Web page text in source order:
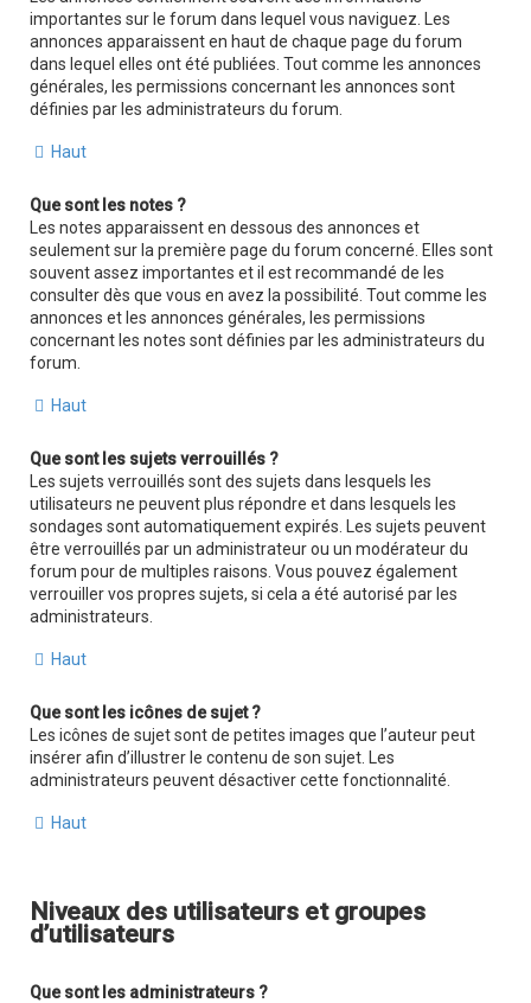
importantes sur le forum dans lequel vous naviguez. Les
annonces apparaissent en haut de chaque page du forum
dans lequel elles ont été publiées. Tout comme les annonces
générales, les permissions concernant les annonces sont
définies par les administrateurs du forum.
Haut
Que sont les notes ?
Les notes apparaissent en dessous des annonces et
seulement sur la première page du forum concerné. Elles sont
souvent assez importantes et il est recommandé de les
consulter dès que vous en avez la possibilité. Tout comme les
annonces et les annonces générales, les permissions
concernant les notes sont définies par les administrateurs du
forum.
Haut
Que sont les sujets verrouillés ?
Les sujets verrouillés sont des sujets dans lesquels les
utilisateurs ne peuvent plus répondre et dans lesquels les
sondages sont automatiquement expirés. Les sujets peuvent
être verrouillés par un administrateur ou un modérateur du
forum pour de multiples raisons. Vous pouvez également
verrouiller vos propres sujets, si cela a été autorisé par les
administrateurs.
Haut
Que sont les icônes de sujet ?
Les icônes de sujet sont de petites images que l’auteur peut
insérer afin d’illustrer le contenu de son sujet. Les
administrateurs peuvent désactiver cette fonctionnalité.
Haut
Niveaux des utilisateurs et groupes
d’utilisateurs
Que sont les administrateurs ?